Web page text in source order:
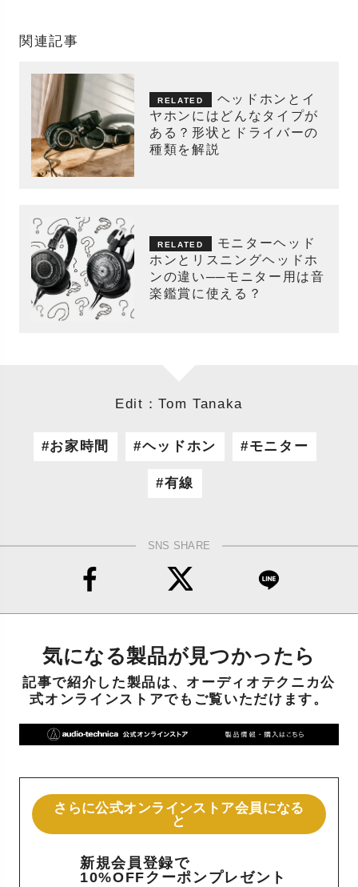
関連記事
ヘッドホンとイ
ヤホンにはどんなタイプが
ある？形状とドライバーの
種類を解説
モニターヘッド
ホンとリスニングヘッドホ
ンの違い──モニター用は音
楽鑑賞に使える？
Edit：Tom Tanaka
お家時間 ヘッドホン モニター
有線
SNS SHARE
気になる製品が見つかったら
記事で紹介した製品は、オーディオテクニカ公
式オンラインストアでもご覧いただけます。
さらに公式オンラインストア会員になる
と
新規会員登録で
10%OFFクーポンプレゼント